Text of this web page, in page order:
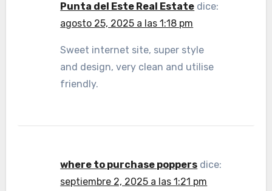
Punta del Este Real Estate dice:
agosto 25, 2025 a las 1:18 pm
Sweet internet site, super style
and design, very clean and utilise
friendly.
where to purchase poppers dice:
septiembre 2, 2025 a las 1:21 pm